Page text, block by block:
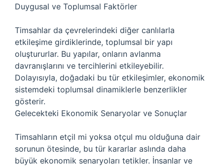
Duygusal ve Toplumsal Faktörler
Timsahlar da çevrelerindeki diğer canlılarla
etkileşime girdiklerinde, toplumsal bir yapı
oluştururlar. Bu yapılar, onların avlanma
davranışlarını ve tercihlerini etkileyebilir.
Dolayısıyla, doğadaki bu tür etkileşimler, ekonomik
sistemdeki toplumsal dinamiklerle benzerlikler
gösterir.
Gelecekteki Ekonomik Senaryolar ve Sonuçlar
Timsahların etçil mi yoksa otçul mu olduğuna dair
sorunun ötesinde, bu tür kararlar aslında daha
büyük ekonomik senaryoları tetikler. İnsanlar ve